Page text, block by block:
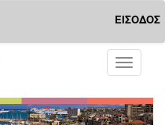
ΕΙΣΟΔΟΣ
Toggle